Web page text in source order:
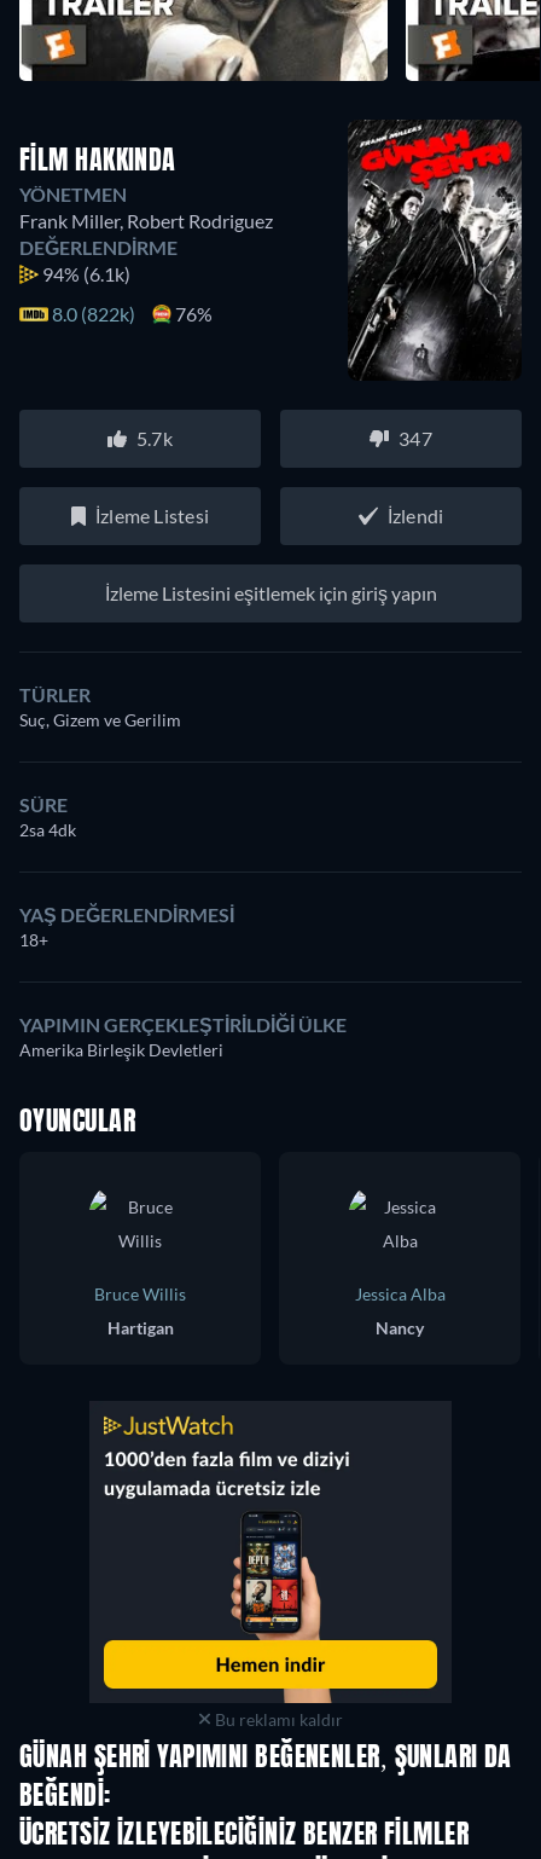
FILM HAKKINDA
YÖNETMEN
Frank Miller, Robert Rodriguez
DEĞERLENDIRME
94% (6.1k)
8.0 (822k)
76%
5.7k 347
İzleme Listesi İzlendi
İzleme Listesini eşitlemek için giriş yapın
TÜRLER
Suç, Gizem ve Gerilim
SÜRE
2sa 4dk
YAŞ DEĞERLENDIRMESI
18+
YAPIMIN GERÇEKLEŞTIRILDIĞI ÜLKE
Amerika Birleşik Devletleri
OYUNCULAR
Bruce Willis
Hartigan
Jessica Alba
Nancy
Bu reklamı kaldır
GÜNAH ŞEHRI YAPIMINI BEĞENENLER, ŞUNLARI DA
BEĞENDI:
ÜCRETSIZ IZLEYEBILECIĞINIZ BENZER FILMLER